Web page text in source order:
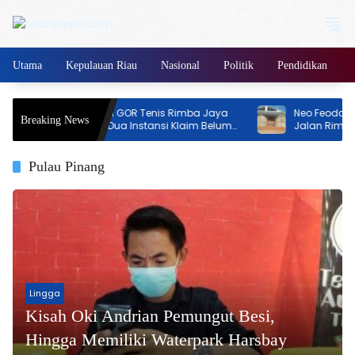
Utama Kepulauan Riau Nasional Politik Pendidikan
Breaking News
Pembangunan GOR Tenis Rimba Jaya
Jadi Sorotan, Dua Instansi Klaim Belum
Ada Izin
Neo Feodal!
Jalan Rimba
Izin, Pemilik
Pulau Pinang
Lingga
Kisah Oki Andrian Pemungut Besi,
Hingga Memiliki Waterpark Harsbay